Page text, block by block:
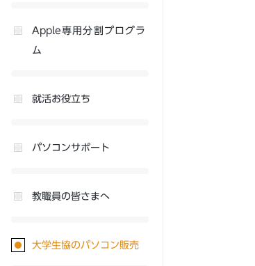
Apple専用分割プログラ
ム
就活お役立ち
パソコンサポート
教職員の皆さまへ
大学生協のパソコン販売